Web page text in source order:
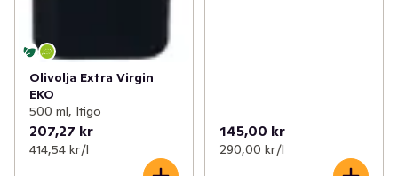
Olivolja Extra Virgin
EKO
500 ml, Itigo
207,27 kr
414,54 kr /l
145,00 kr
290,00 kr /l